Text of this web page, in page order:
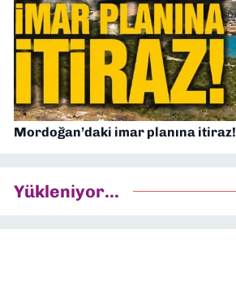
Mordoğan’daki imar planına itiraz!
Yükleniyor...